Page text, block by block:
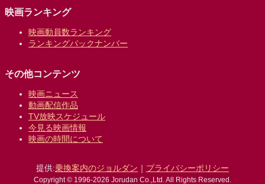
映画ランキング
映画動員数ランキング
ランキングバックナンバー
その他コンテンツ
映画ニュース
動画配信作品
TV放映スケジュール
今見る映画情報
映画の時間について
提供:乗換案内のジョルダン ｜ プライバシーポリシー
Copyright © 1996-2026 Jorudan Co.,Ltd. All Rights Reserved.